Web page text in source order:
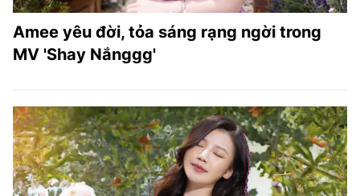
Amee yêu đời, tỏa sáng rạng ngời trong
MV 'Shay Nắnggg'